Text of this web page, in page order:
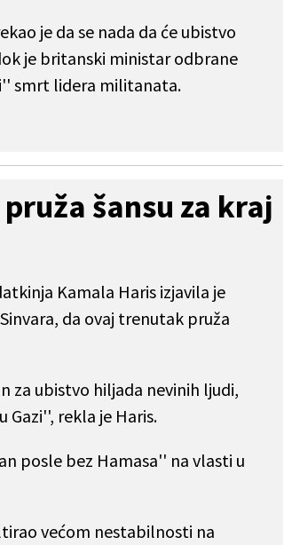
je da se nada da će ubistvo
je britanski ministar odbrane
smrt lidera militanata.
šansu za kraj
Kamala Haris izjavila je
da ovaj trenutak pruža
za ubistvo hiljada nevinih ljudi,
Gazi'', rekla je Haris.
posle bez Hamasa'' na vlasti u
većom nestabilnosti na